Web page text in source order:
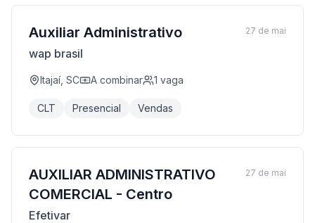
Auxiliar Administrativo
wap brasil
Itajaí, SC A combinar 1 vaga
CLT Presencial Vendas
27 de mai
AUXILIAR ADMINISTRATIVO
COMERCIAL - Centro
Efetivar
27 de mai